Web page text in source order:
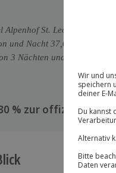
Alpenhof St. Leonhard im
und Nacht 37,00 €, dies
3 Nächten und 2 Personen.
% zur offiziellen